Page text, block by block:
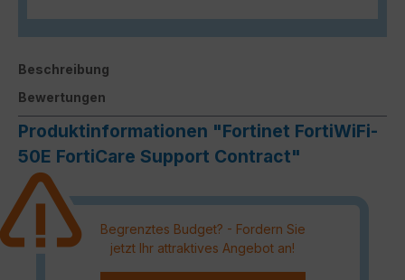
Beschreibung
Bewertungen
Produktinformationen "Fortinet FortiWiFi-
50E FortiCare Support Contract"
Begrenztes Budget? - Fordern Sie
jetzt Ihr attraktives Angebot an!